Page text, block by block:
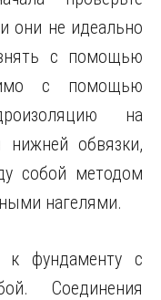
они не идеально
с помощью
с помощью
на
нижней обвязки,
собой методом
нагелями.
к фундаменту с
Соединения